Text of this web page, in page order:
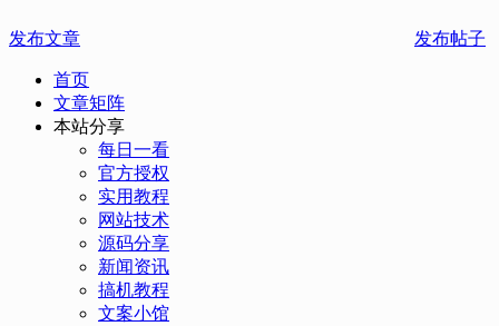
发布文章 发布帖子
首页
文章矩阵
本站分享
每日一看
官方授权
实用教程
网站技术
源码分享
新闻资讯
搞机教程
文案小馆